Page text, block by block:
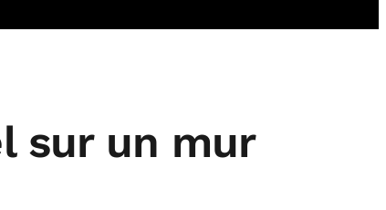
sur un mur